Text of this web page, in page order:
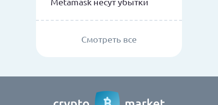
Смотреть все